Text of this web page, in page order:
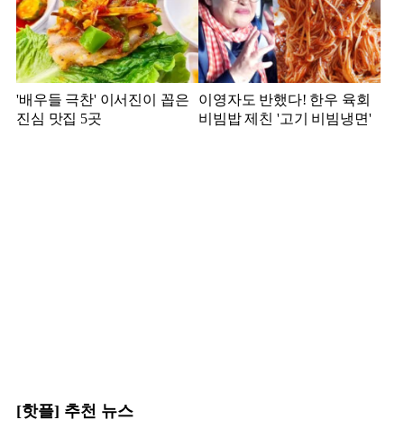
'배우들 극찬' 이서진이 꼽은
진심 맛집 5곳
이영자도 반했다! 한우 육회
비빔밥 제친 '고기 비빔냉면'
[핫플] 추천 뉴스